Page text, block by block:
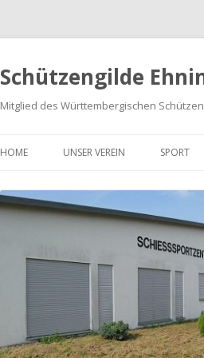
Schützengilde
Mitglied des Württembergischen
HOME UNSER VEREIN
VORSTAND UND SCHÜTZENRAT
SCHÜTZENKÖNIGINNEN UND
SCHÜTZENKÖNIGE
TERMINE
VERBÄNDE
SPORT